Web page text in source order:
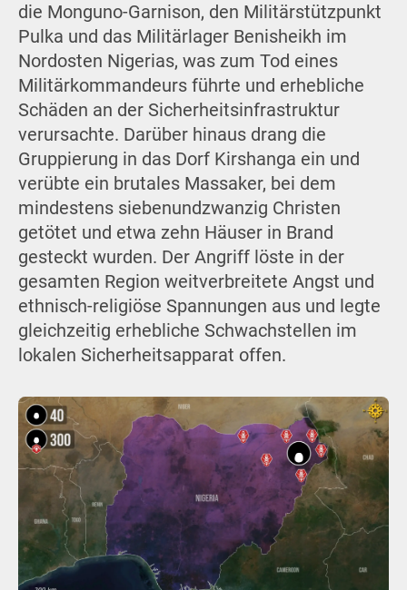
die Monguno-Garnison, den Militärstützpunkt
Pulka und das Militärlager Benisheikh im
Nordosten Nigerias, was zum Tod eines
Militärkommandeurs führte und erhebliche
Schäden an der Sicherheitsinfrastruktur
verursachte. Darüber hinaus drang die
Gruppierung in das Dorf Kirshanga ein und
verübte ein brutales Massaker, bei dem
mindestens siebenundzwanzig Christen
getötet und etwa zehn Häuser in Brand
gesteckt wurden. Der Angriff löste in der
gesamten Region weitverbreitete Angst und
ethnisch-religiöse Spannungen aus und legte
gleichzeitig erhebliche Schwachstellen im
lokalen Sicherheitsapparat offen.